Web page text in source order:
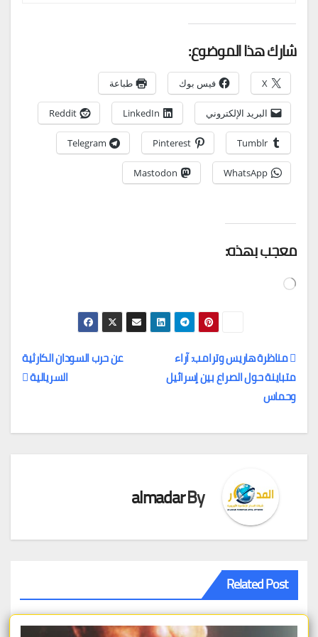
شارك هذا الموضوع:
X فيس بوك طباعة
البريد الإلكتروني LinkedIn
Reddit
Tumblr
Pinterest
Telegram
WhatsApp
Mastodon
معجب بهذه:
جاري
تصفّح
المقالات
عن حرب السودان الكارثية
السريالية
مناظرة هاريس وترامب: آراء
متباينة حول الصراع بين إسرائيل
وحماس
By
almadar
Related Post